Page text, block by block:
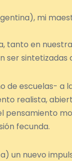
mi
tanto en
ser sintetizadas
de escuelas- a
realista,
pensamiento
fecunda.
un nuevo